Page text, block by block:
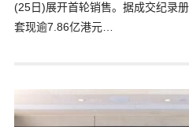
(25日)展开首轮销售。据成交纪录
套现逾7.86亿港元…